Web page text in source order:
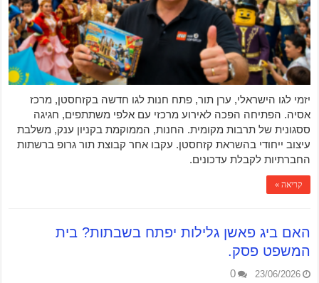
יזמי לגו הישראלי, ערן תור, פתח חנות לגו חדשה בקזחסטן, מרכז
אסיה. הפתיחה הפכה לאירוע מרכזי עם אלפי משתתפים, חגיגה
ססגונית של תרבות מקומית. החנות, הממוקמת בקניון ענק, משלבת
עיצוב ייחודי בהשראת קזחסטן. עקבו אחר קבוצת תור גרופ ברשתות
החברתיות לקבלת עדכונים.
קריאה »
האם ביג פאשן גלילות יפתח בשבתות? בית
המשפט פסק.
23/06/2026
0